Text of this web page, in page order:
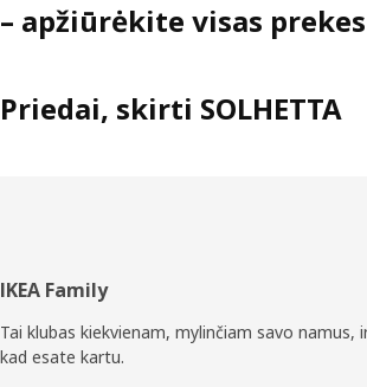
– apžiūrėkite visas prekes
Priedai, skirti SOLHETTA
Poraštė
IKEA Family
Tai klubas kiekvienam, mylinčiam savo namus,
kad esate kartu.